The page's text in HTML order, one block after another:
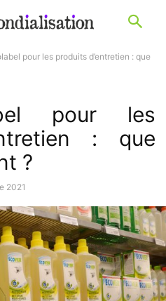
pour les produits d’entretien : que
pour les
: que
?
2021